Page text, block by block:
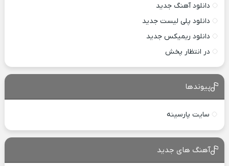
دانلود آهنگ جدید
دانلود پلی لیست جدید
دانلود ریمیکس جدید
در انتظار پخش
پیوندها
سایت پارسینه
آهنگ های جدید